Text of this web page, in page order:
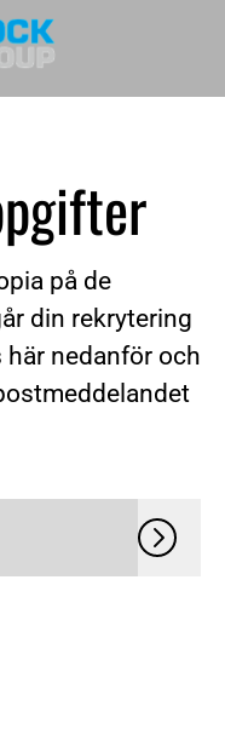
på de
din rekrytering
nedanför och